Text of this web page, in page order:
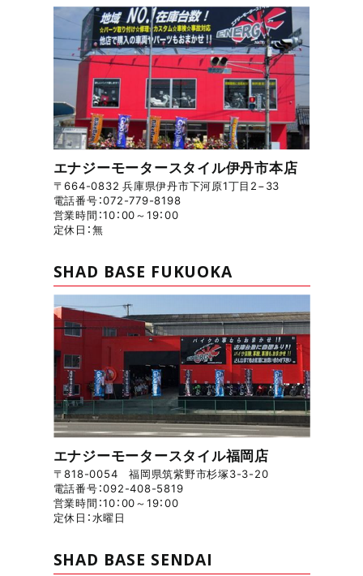
エナジーモータースタイル伊丹市本店
〒664-0832 兵庫県伊丹市下河原1丁目2−33
電話番号：072-779-8198
営業時間：10：00～19：00
定休日：無
SHAD BASE FUKUOKA
エナジーモータースタイル福岡店
〒818-0054 福岡県筑紫野市杉塚3-3-20
電話番号：092-408-5819
営業時間：10：00～19：00
定休日：水曜日
SHAD BASE SENDAI